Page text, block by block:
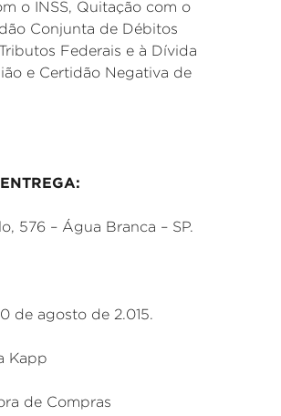
o INSS, Quitação com o
Conjunta de Débitos
Federais e à Dívida
e Certidão Negativa de
576 – Água Branca – SP.
de agosto de 2.015.
Kapp
de Compras